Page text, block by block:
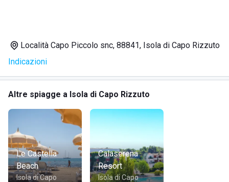
Affitto di lettini e ombrelloni
Area giochi dedicata ai bambini con gonfiabili
Serate animate con grigliate e beach party
Aloha Beach si distingue per un'atmosfera vivace con
serate a tema e musica
relax e intrattenimento. Laspiaggia attrezzata
comfort e privacy, mentre lo staff dell'animazione rende
ogni giornata speciale.
Località Capo Piccolo snc, 88841, Isola di Capo Rizzuto
Indicazioni
Altre spiagge a Isola di Capo Rizzuto
Le Castella
Beach
Isola di Capo
Calaserena
Resort
Isola di Capo